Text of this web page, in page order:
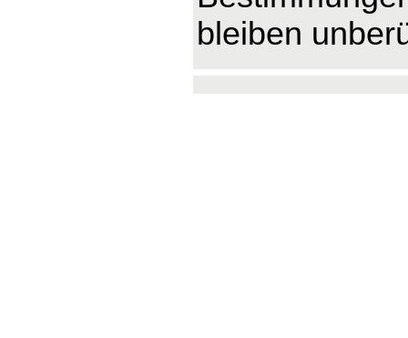
bleiben